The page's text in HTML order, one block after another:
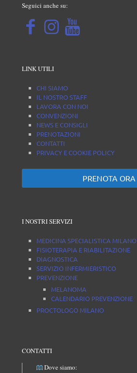
Seguici anche su:
LINK UTILI
CHI SIAMO
IL NOSTRO STAFF
LAVORA CON NOI
CONVENZIONI
NEWS E CONSIGLI
PRENOTAZIONI
CONTATTI
PRIVACY E COOKIE POLICY
PRENOTA ORA
I NOSTRI SERVIZI
MEDICINA SPECIALISTICA MILANO
FISIOTERAPIA E RIABILITAZIONE
DIAGNOSTICA
SERVIZIO INFERMIERISTICO
PREVENZIONE
MELANOMA
CALENDARIO PREVENZIONE
PROCTOLOGO MILANO
CONTATTI
Dove siamo: